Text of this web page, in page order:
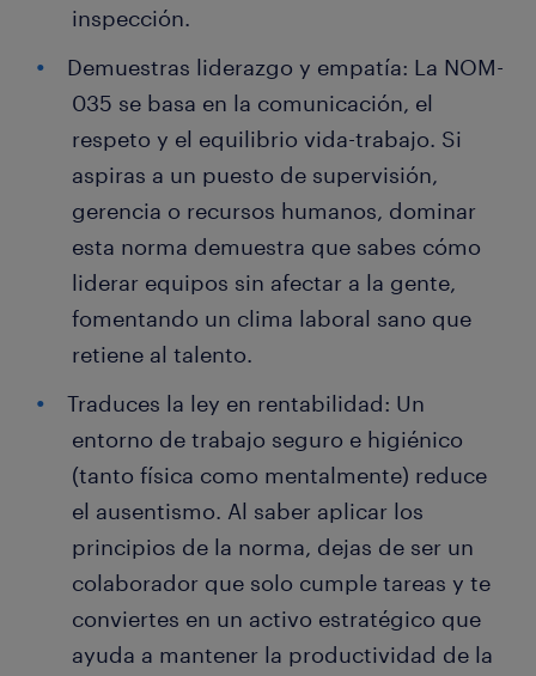
inspección.
Demuestras liderazgo y empatía: La NOM-
035 se basa en la comunicación, el
respeto y el equilibrio vida-trabajo. Si
aspiras a un puesto de supervisión,
gerencia o recursos humanos, dominar
esta norma demuestra que sabes cómo
liderar equipos sin afectar a la gente,
fomentando un clima laboral sano que
retiene al talento.
Traduces la ley en rentabilidad: Un
entorno de trabajo seguro e higiénico
(tanto física como mentalmente) reduce
el ausentismo. Al saber aplicar los
principios de la norma, dejas de ser un
colaborador que solo cumple tareas y te
conviertes en un activo estratégico que
ayuda a mantener la productividad de la